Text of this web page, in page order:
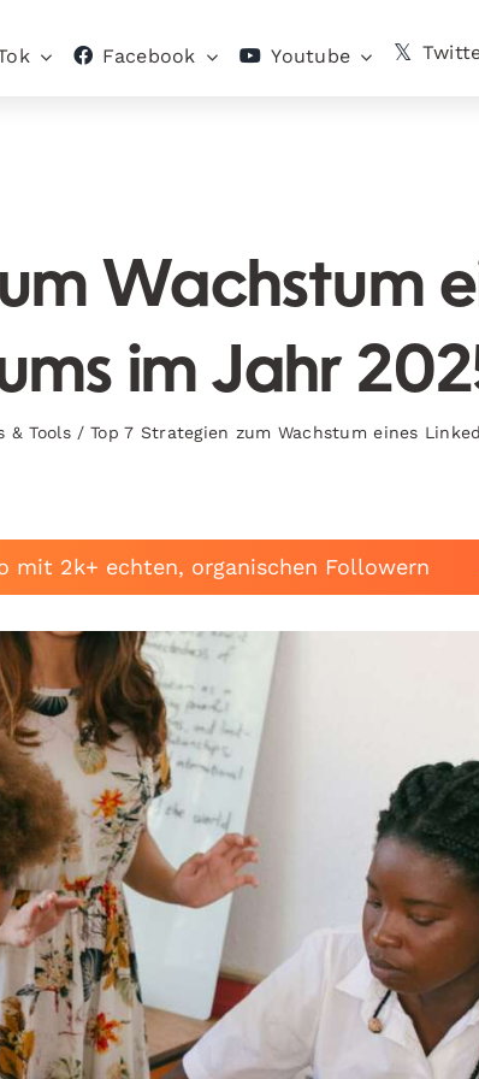
Facebook Youtube
Wachstum
im Jahr
& Tools / Top 7 Strategien zum Wachstum eines
mit 2k+ echten, organischen Followern